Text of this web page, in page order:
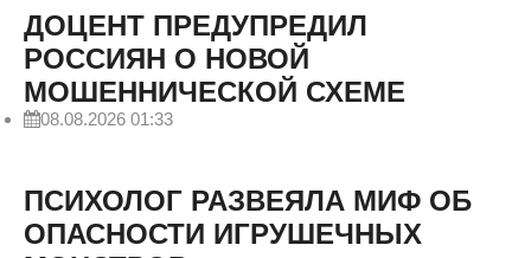
ДОЦЕНТ ПРЕДУПРЕДИЛ
РОССИЯН О НОВОЙ
МОШЕННИЧЕСКОЙ СХЕМЕ
08.08.2026 01:33
ПСИХОЛОГ РАЗВЕЯЛА МИФ ОБ
ОПАСНОСТИ ИГРУШЕЧНЫХ